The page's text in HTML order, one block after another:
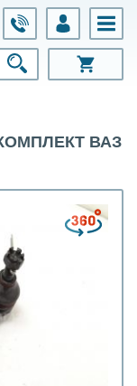
ВАЗ